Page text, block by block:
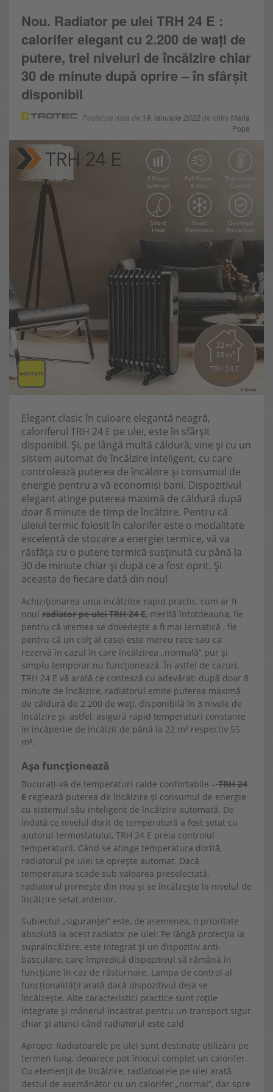
Nou. Radiator pe ulei TRH 24 E :
calorifer elegant cu 2.200 de wați de
putere, trei niveluri de încălzire chiar
30 de minute după oprire – în sfârșit
disponibil
Postat pe data de 19. ianuarie 2022de către Maria
Popa
Elegant clasic în culoare elegantă neagră,
caloriferul TRH 24 E pe ulei, este în sfârșit
disponibil. Și, pe lângă multă căldură, vine și cu un
sistem automat de încălzire inteligent, cu care
controlează puterea de încălzire și consumul de
energie pentru a vă economisi bani. Dispozitivul
elegant atinge puterea maximă de căldură după
doar 8 minute de timp de încălzire. Pentru că
uleiul termic folosit în calorifer este o modalitate
excelentă de stocare a energiei termice, vă va
răsfăța cu o putere termică susținută cu până la
30 de minute chiar și după ce a fost oprit. Și
aceasta de fiecare dată din nou!
Achiziționarea unui încălzitor rapid practic, cum ar fi
noul radiator pe ulei TRH 24 E, merită întotdeauna, fie
pentru că vremea se dovedește a fi mai iernatică , fie
pentru că un colț al casei este mereu rece sau ca
rezervă în cazul în care încălzirea „normală” pur și
simplu temporar nu funcționează. În astfel de cazuri,
TRH 24 E vă arată ce contează cu adevărat: după doar 8
minute de încălzire, radiatorul emite puterea maximă
de căldură de 2.200 de wați, disponibilă în 3 nivele de
încălzire și, astfel, asigură rapid temperaturi constante
în încăperile de încălzit de până la 22 m² respectiv 55
m³.
Așa funcționează
Bucurați-vă de temperaturi calde confortabile –TRH 24
E reglează puterea de încălzire și consumul de energie
cu sistemul său inteligent de încălzire automată. De
îndată ce nivelul dorit de temperatură a fost setat cu
ajutorul termostatului, TRH 24 E preia controlul
temperaturii. Când se atinge temperatura dorită,
radiatorul pe ulei se oprește automat. Dacă
temperatura scade sub valoarea preselectată,
radiatorul pornește din nou și se încălzește la nivelul de
încălzire setat anterior.
Subiectul „siguranței” este, de asemenea, o prioritate
absolută la acest radiator pe ulei: Pe lângă protecția la
supraîncălzire, este integrat și un dispozitiv anti-
basculare, care împiedică dispozitivul să rămână în
funcțiune în caz de răsturnare. Lampa de control al
funcționalității arată dacă dispozitivul deja se
încălzește. Alte caracteristici practice sunt roțile
integrate și mânerul încastrat pentru un transport sigur
chiar și atunci când radiatorul este cald
Apropo: Radiatoarele pe ulei sunt destinate utilizării pe
termen lung, deoarece pot înlocui complet un calorifer.
Cu elemenții de încălzire, radiatoarele pe ulei arată
destul de asemănător cu un calorifer „normal”, dar spre